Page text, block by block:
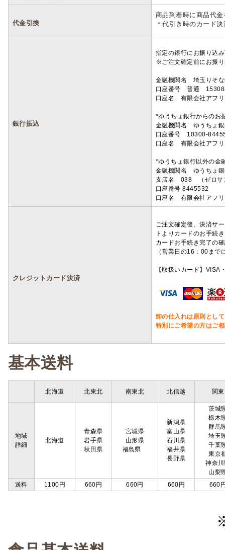
代金引換
商品到着時に商品代
＊代引き時のカード
銀行振込
指定の銀行にお振り込
※ご注文確定前にお振
金融機関名 埼玉りそ
口座番号 普通
口座名 有限会社アフ
*ゆうちょ銀行からのお
金融機関名 ゆうちょ
口座番号 10300-
口座名 有限会社アフ
*ゆうちょ銀行以外の金
金融機関名 ゆうちょ
支店名 038 （ゼロサ
口座番号 8445532
口座名 有限会社アフ
クレジットカード決済
ご注文確定後、決済サ
トよりカードのお手続
カードお手続き完了の
（営業日の16：00ま
【取扱いカード】
卸の仕入れは原則とし
特別にご希望の方はご
基本送料
北海道 北東北 南東北 北信越 関東
地域
詳細
北海道
青森県
岩手県
秋田県
宮城県
山形県
福島県
新潟県
富山県
石川県
福井県
長野県
茨城
栃木
群馬
埼玉
千葉
東京
神奈
山梨
送料
1100円 660円 660円 660円 660